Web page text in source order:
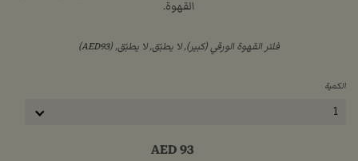
القهوة.
فلتر القهوة الورقي (كبير), لا يطبّق, لا يطبّق, (AED93)
الكمية
1
AED93